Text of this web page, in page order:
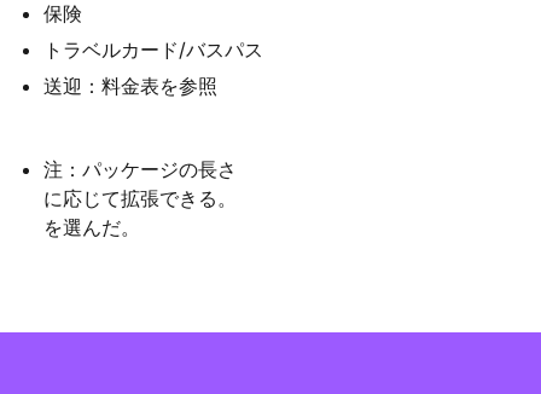
保険
トラベルカード/バスパス
送迎：料金表を参照
注：パッケージの長さ
に応じて拡張できる。
を選んだ。